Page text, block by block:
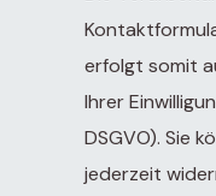
erfolgt somit
Ihrer
DSGVO). Sie
jederzeit